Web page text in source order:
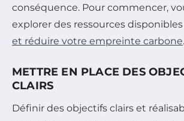
conséquence. Pour commencer,
explorer des ressources
et réduire votre empreinte carbone.
METTRE EN PLACE DES
CLAIRS
Définir des objectifs clairs et